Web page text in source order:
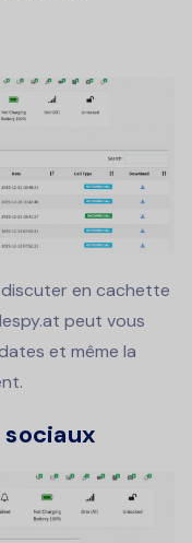
en cachette
peut vous
et même la
sociaux